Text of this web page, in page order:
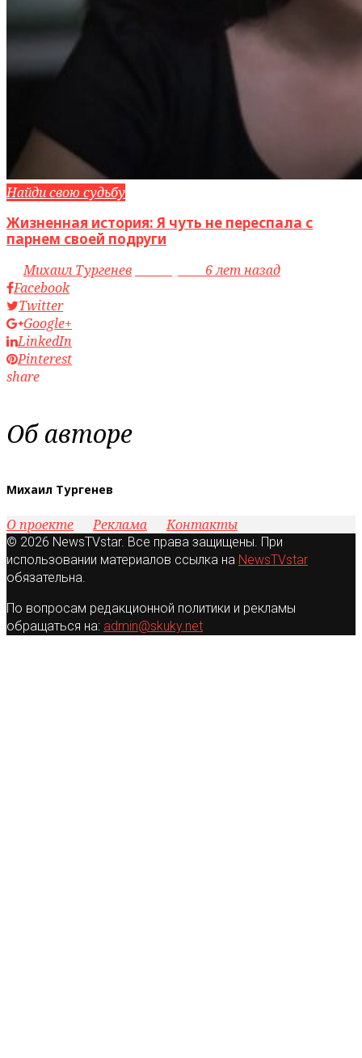
Найди свою судьбу
Жизненная история: Я чуть не переспала с
парнем своей подруги
byМихаил Тургенев
6 лет назад
Facebook
Twitter
Google+
LinkedIn
Pinterest
share
Об авторе
Михаил Тургенев
О проекте Реклама Контакты
© 2026 NewsTVstar. Все права защищены. При
использовании материалов ссылка на NewsTVstar
обязательна.
По вопросам редакционной политики и рекламы
обращаться на: admin@skuky.net